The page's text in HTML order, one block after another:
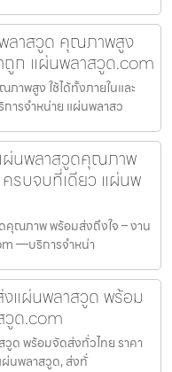
ลาสวูด คุณภาพสูง
ถูก แผ่นพลาสวูด.com
าพสูง ใช้ได้ทั้งภายในและ
ารจำหน่าย แผ่นพลาสว
ผ่นพลาสวูดคุณภาพ
รบจบที่เดียว แผ่นพ
คุณภาพ พร้อมส่งถึงใจ – งาน
—บริการจำหน่า
แผ่นพลาสวูด พร้อม
วูด.com
ด พร้อมจัดส่งทั่วไทย ราคา
นพลาสวูด, ส่งทั่